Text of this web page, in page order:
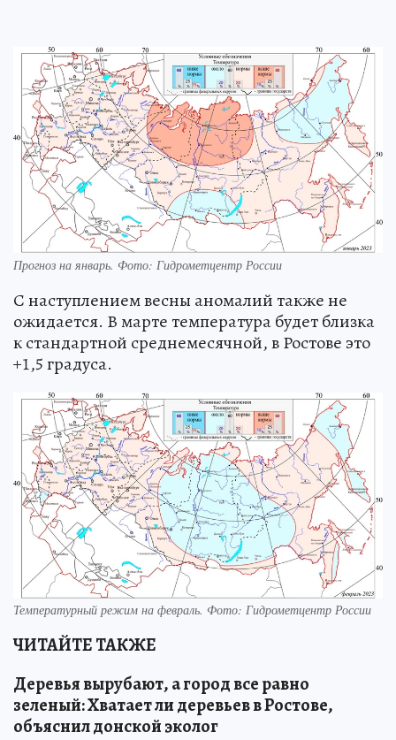
Прогноз на январь. Фото: Гидрометцентр России
С наступлением весны аномалий также не
ожидается. В марте температура будет близка
к стандартной среднемесячной, в Ростове это
+1,5 градуса.
Температурный режим на февраль. Фото: Гидрометцентр России
ЧИТАЙТЕ ТАКЖЕ
Деревья вырубают, а город все равно
зеленый: Хватает ли деревьев в Ростове,
объяснил донской эколог